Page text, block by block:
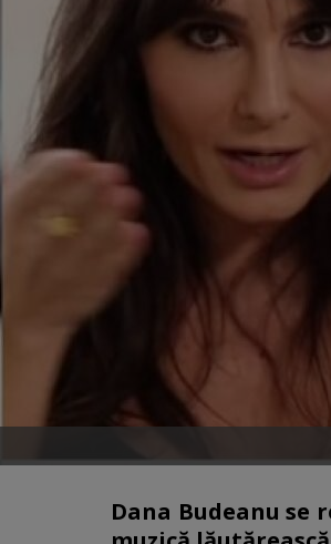
Dana Budeanu